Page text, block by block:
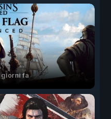
giorni fa